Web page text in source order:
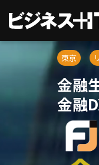
東京
金融
金融